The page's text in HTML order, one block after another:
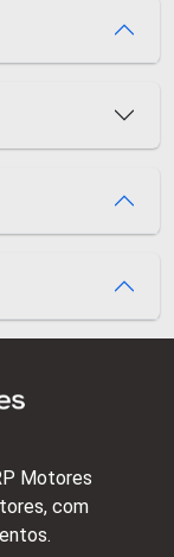
Motores
com